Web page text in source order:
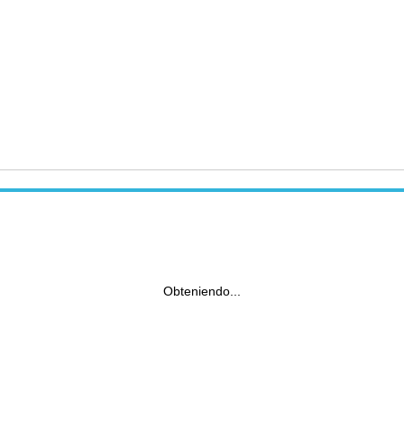
Obteniendo...